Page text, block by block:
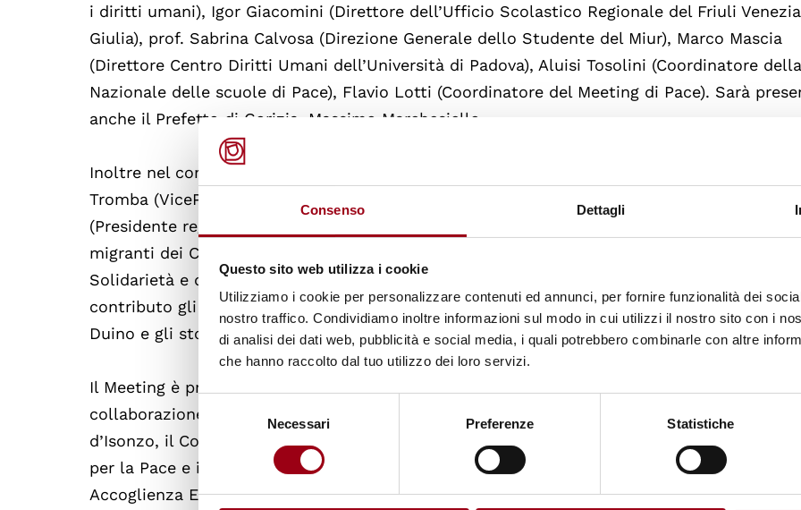
Consenso Dettagli
Questo sito web utilizza i cookie
Utilizziamo i cookie per personalizzare contenuti ed annunci, per fornire funzionalità dei
nostro traffico. Condividiamo inoltre informazioni sul modo in cui utilizzi il nostro sito con i
di analisi dei dati web, pubblicità e social media, i quali potrebbero combinarle con altre
che hanno raccolto dal tuo utilizzo dei loro servizi.
del
consenso
Necessari Preferenze Statistiche
i diritti umani), Igor Giacomini (Direttore dell’Ufficio Scolastico Regionale del Friuli Venezia
Giulia), prof. Sabrina Calvosa (Direzione Generale dello Studente del Miur), Marco Mascia
(Direttore Centro Diritti Umani dell’Università di Padova), Aluisi Tosolini (Coordinatore
Nazionale delle scuole di Pace), Flavio Lotti (Coordinatore del Meeting di Pace). Sarà
anche il Prefetto di Gorizia, Massimo Marchesiello.
Inoltre nel corso del Meeting interverranno Jean Fabre (esperto delle Nazioni Unite), Imma
Tromba (VicePresidente Gruppo Operatrici Antiviolenza e Progetti di Trieste), Romeo
(Presidente regionale Associazione Nazionale Mutilati e Invalidi sul lavoro). Interverranno
migranti dei Centri di accoglienza di Savogna e Sagrado, gestiti dal Consorzio Italiano di
Solidarietà e del Centro di Accoglienza Ernesto Balducci di Zugliano. Infine, daranno un
contributo gli studenti provenienti da varie parti del mondo del Collegio del Mondo Unito
Duino e gli storici Lucio Fabi e Mitja Juren.
Il Meeting è promosso dall’Assessorato all’Istruzione della Regione Friuli Venezia Giulia in
collaborazione con l’Ufficio Scolastico Regionale del Friuli Venezia Giulia, il Comune di
d’Isonzo, il Comune di Sagrado d’Isonzo, il Coordinamento regionale e nazionale degli Enti
per la Pace e i Diritti Umani, la Rete Nazionale delle scuole di pace, Tavola della pace,
Accoglienza Ernesto Balducci di Zugliano (UD), Consorzio Italiano di Solidarietà di Trieste,